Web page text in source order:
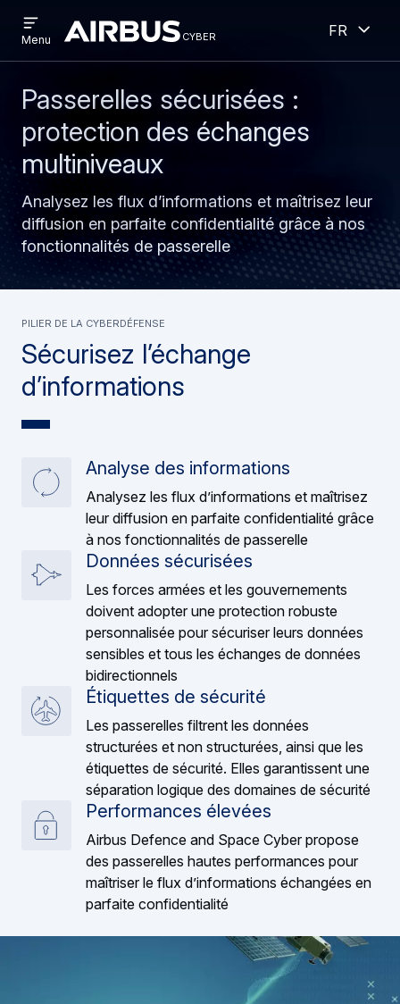
au
contenu
principal
to
search
cyber cyber
menu
Menu
French
Passerelles sécurisées :
protection des échanges
multiniveaux
Analysez les flux d’informations et maîtrisez leur
diffusion en parfaite confidentialité grâce à nos
fonctionnalités de passerelle
Sécurisez l’échange
d’informations
Pilier de la cyberdéfense
Analyse des informations
Analysez les flux d’informations et maîtrisez
leur diffusion en parfaite confidentialité grâce
à nos fonctionnalités de passerelle
Données sécurisées
Les forces armées et les gouvernements
doivent adopter une protection robuste
personnalisée pour sécuriser leurs données
sensibles et tous les échanges de données
bidirectionnels
Étiquettes de sécurité
Les passerelles filtrent les données
structurées et non structurées, ainsi que les
étiquettes de sécurité. Elles garantissent une
séparation logique des domaines de sécurité
Performances élevées
Airbus Defence and Space Cyber propose
des passerelles hautes performances pour
maîtriser le flux d’informations échangées en
parfaite confidentialité